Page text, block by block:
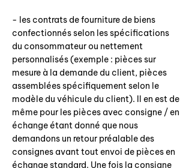
- les contrats de fourniture de biens
confectionnés selon les spécifications
du consommateur ou nettement
personnalisés (exemple : pièces sur
mesure à la demande du client, pièces
assemblées spécifiquement selon le
modèle du véhicule du client). Il en est de
même pour les pièces avec consigne / en
échange étant donné que nous
demandons un retour préalable des
consignes avant tout envoi de pièces en
échange standard. Une fois la consigne